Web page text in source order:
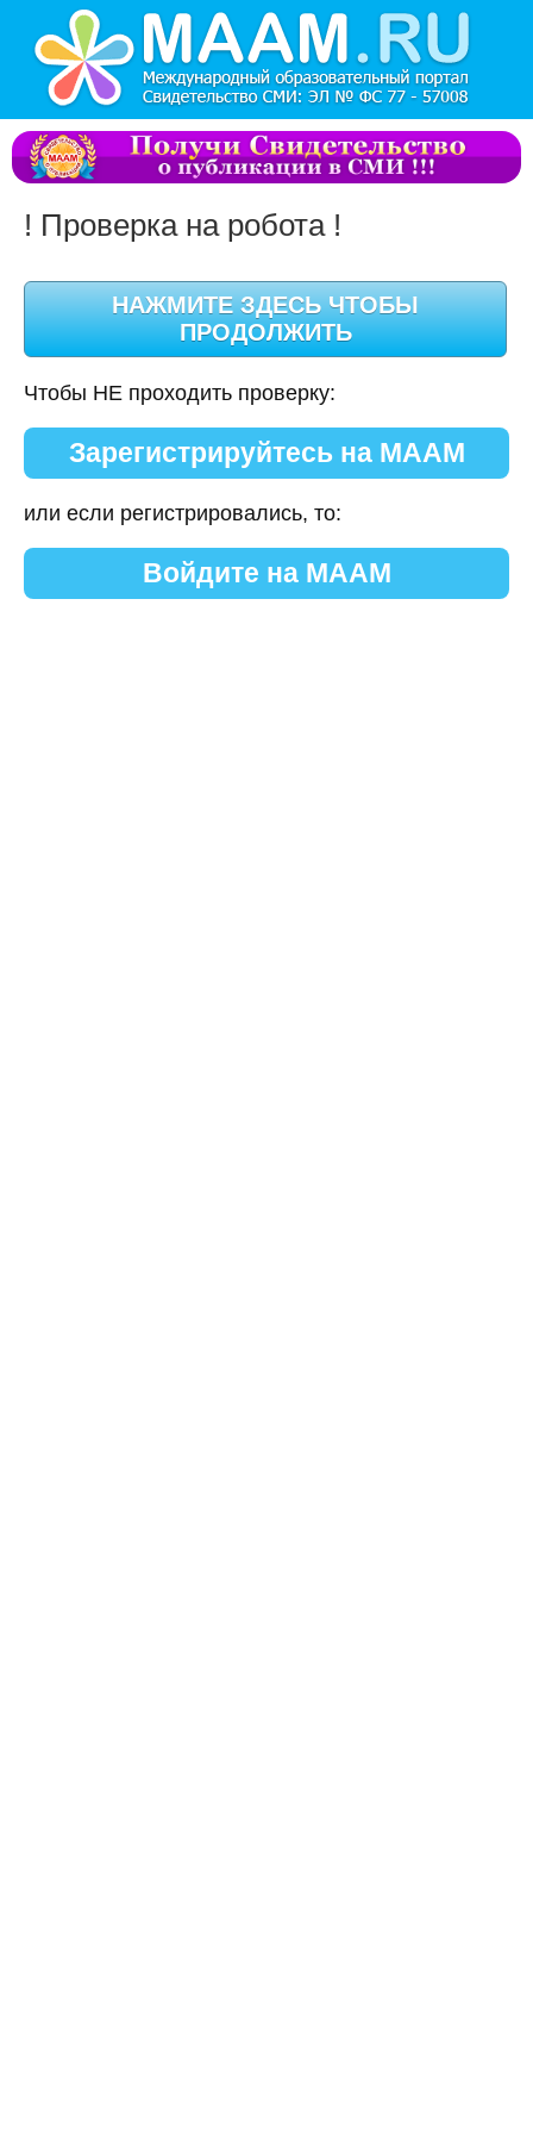
! Проверка на робота !
Чтобы НЕ проходить проверку:
Зарегистрируйтесь на МААМ
или если регистрировались, то:
Войдите на МААМ